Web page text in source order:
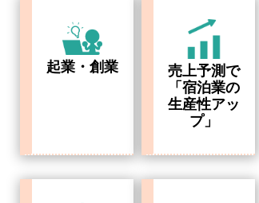
起業・創業
売上予測で
「宿泊業の
生産性アッ
プ」